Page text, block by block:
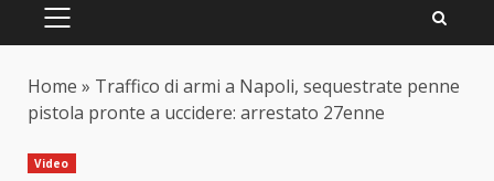
PRIMARY
Home » Traffico di armi a Napoli, sequestrate penne
pistola pronte a uccidere: arrestato 27enne
Video